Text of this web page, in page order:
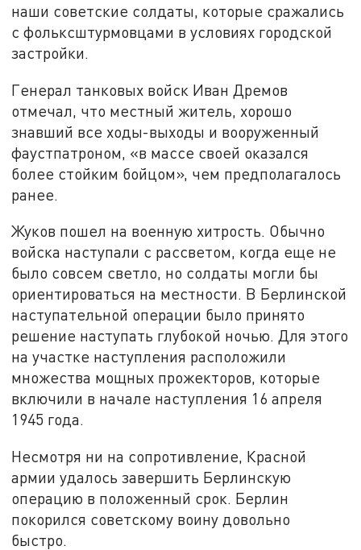
наши советские солдаты, которые сражались
с фольксштурмовцами в условиях городской
застройки.
Генерал танковых войск Иван Дремов
отмечал, что местный житель, хорошо
знавший все ходы-выходы и вооруженный
фаустпатроном, «в массе своей оказался
более стойким бойцом», чем предполагалось
ранее.
Жуков пошел на военную хитрость. Обычно
войска наступали с рассветом, когда еще не
было совсем светло, но солдаты могли бы
ориентироваться на местности. В Берлинской
наступательной операции было принято
решение наступать глубокой ночью. Для этого
на участке наступления расположили
множества мощных прожекторов, которые
включили в начале наступления 16 апреля
1945 года.
Несмотря ни на сопротивление, Красной
армии удалось завершить Берлинскую
операцию в положенный срок. Берлин
покорился советскому воину довольно
быстро.